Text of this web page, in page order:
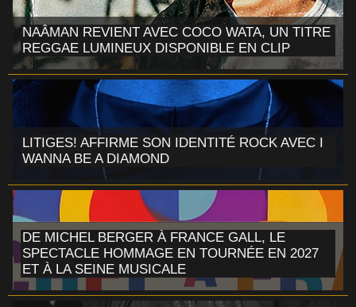
NAÂMAN REVIENT AVEC COCO WATA, UN TITRE
REGGAE LUMINEUX DISPONIBLE EN CLIP
LITIGES! AFFIRME SON IDENTITÉ ROCK AVEC I
WANNA BE A DIAMOND
DE MICHEL BERGER À FRANCE GALL, LE
SPECTACLE HOMMAGE EN TOURNÉE EN 2027
ET À LA SEINE MUSICALE